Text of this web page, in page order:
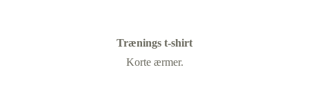
Trænings t-shirt
Korte ærmer.